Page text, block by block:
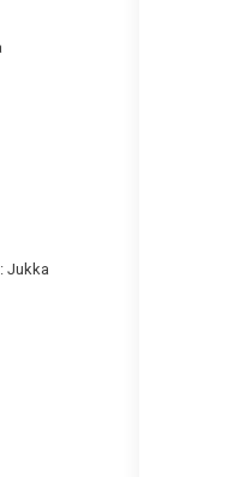
Jukka